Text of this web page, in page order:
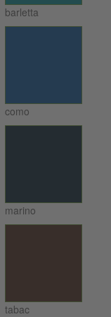
barletta
como
marino
tabac